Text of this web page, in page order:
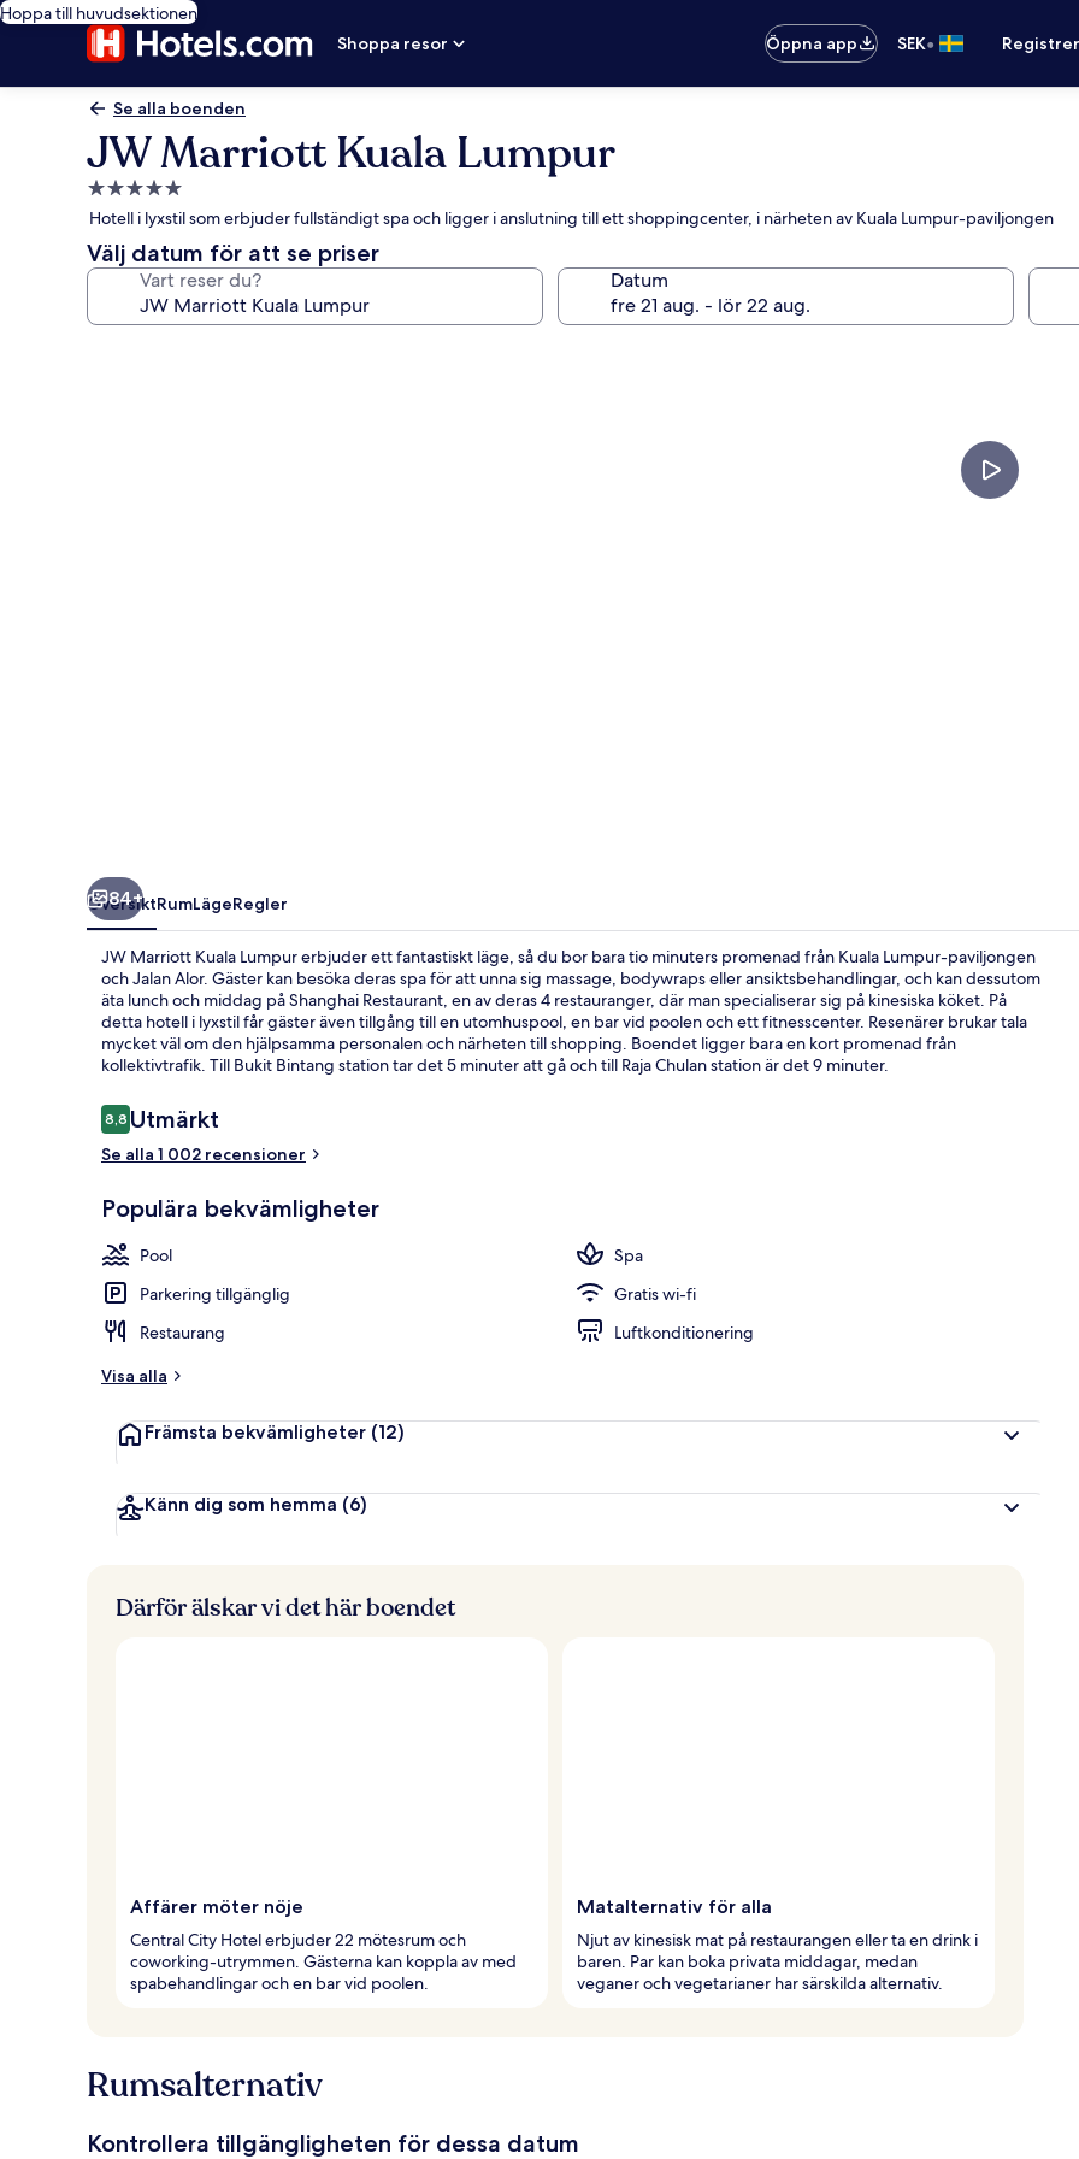
Hoppa till huvudsektionen
Shoppa resor
Öppna app SEK•
Se alla boenden
JW Marriott Kuala Lumpur
5.0-
stjärnigt
boende
Hotell i lyxstil som erbjuder fullständigt spa och ligger i anslutning till ett shoppingcenter, i närheten av Kuala Lumpur-paviljongen
Välj datum för att se priser
Vart reser du? Datum
84+
ÖversiktRumLägeRegler
JW Marriott Kuala Lumpur erbjuder ett fantastiskt läge, så du bor bara tio minuters promenad från Kuala Lumpur-paviljongen
och Jalan Alor. Gäster kan besöka deras spa för att unna sig massage, bodywraps eller ansiktsbehandlingar, och kan dessutom
äta lunch och middag på Shanghai Restaurant, en av deras 4 restauranger, där man specialiserar sig på kinesiska köket. På
detta hotell i lyxstil får gäster även tillgång till en utomhuspool, en bar vid poolen och ett fitnesscenter. Resenärer brukar tala
mycket väl om den hjälpsamma personalen och närheten till shopping. Boendet ligger bara en kort promenad från
kollektivtrafik. Till Bukit Bintang station tar det 5 minuter att gå och till Raja Chulan station är det 9 minuter.
Recensioner
8,88,8 av 10,
Utmärkt
Se alla 1 002 recensioner
Populära bekvämligheter
Pool
Spa
Parkering tillgänglig
Gratis wi-fi
Restaurang
Luftkonditionering
Visa alla
Främsta bekvämligheter (12)
Känn dig som hemma (6)
Därför älskar vi det här boendet
Affärer möter nöje
Central City Hotel erbjuder 22 mötesrum och
coworking-utrymmen. Gästerna kan koppla av med
spabehandlingar och en bar vid poolen.
Matalternativ för alla
Njut av kinesisk mat på restaurangen eller ta en drink i
baren. Par kan boka privata middagar, medan
veganer och vegetarianer har särskilda alternativ.
Rumsalternativ
Kontrollera tillgängligheten för dessa datum